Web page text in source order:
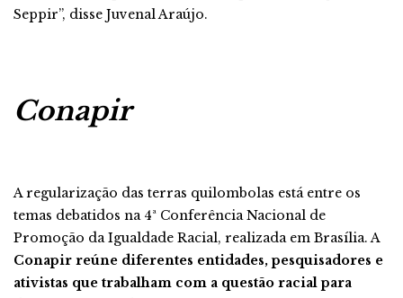
Seppir”, disse Juvenal Araújo.
Conapir
A regularização das terras quilombolas está entre os
temas debatidos na 4ª Conferência Nacional de
Promoção da Igualdade Racial, realizada em Brasília. A
Conapir reúne diferentes entidades, pesquisadores e
ativistas que trabalham com a questão racial para